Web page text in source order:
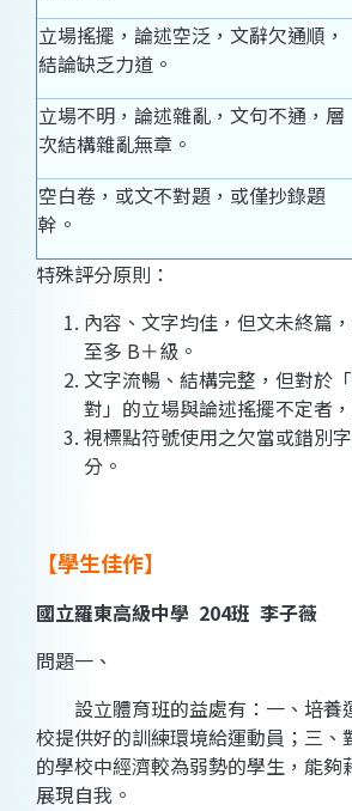
立場搖擺，論述空泛，文辭欠通順，
結論缺乏力道。
立場不明，論述雜亂，文句不通，層
次結構雜亂無章。
空白卷，或文不對題，或僅抄錄題
幹。
特殊評分原則：
內容、文字均佳，但文未終篇
至多 B＋級。
文字流暢、結構完整，但對於
對」的立場與論述搖擺不定者
視標點符號使用之欠當或錯別
分。
【學生佳作】
國立羅東高級中學 204班 李子薇
問題一、
設立體育班的益處有：一、培養
校提供好的訓練環境給運動員；三、
的學校中經濟較為弱勢的學生，能夠
展現自我。